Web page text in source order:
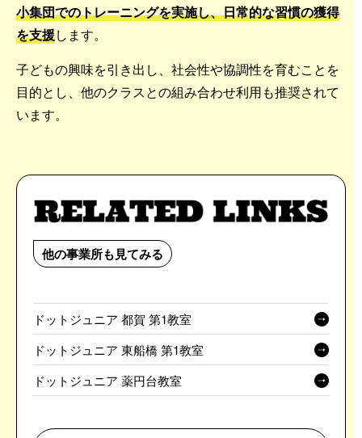
小集団でのトレーニングを実施し、日常的な習慣の獲得
を支援します。
子どもの興味を引き出し、社会性や協調性を育むことを
目的とし、他のクラスとの組み合わせ利用も推奨されて
います。
他の事業所も見てみる
ドットジュニア 都賀 第1教室
ドットジュニア 東船橋 第1教室
ドットジュニア 薬円台教室